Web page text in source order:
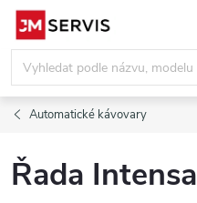
Přejít
obsah
Automatické kávovary
Řada Intensa